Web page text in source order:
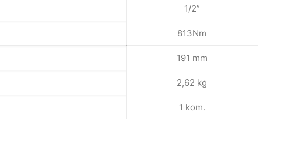
1/2”
813Nm
191 mm
2,62 kg
1 kom.